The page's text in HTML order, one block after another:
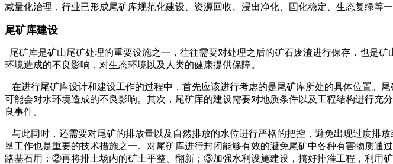
减量化治理，行业已形成尾矿库规范化建设、资源回收、浸出净化、固化稳定、生态复绿等
尾矿库建设
尾矿库是矿山尾矿处理的重要设施之一，往往需要对处理之后的矿石废渣进行保存，也是
环境造成的不良影响，对生态环境以及人类的健康提供保障。
在进行尾矿库设计和建设工作的过程中，首先应该进行考虑的是尾矿库所处的具体位置。
可能会对水环境造成的不良影响。其次，尾矿库的建设需要对地质条件以及工程结构进行
良事件。
与此同时，还需要对尾矿的排放量以及自然排放的水位进行严格的把控，避免出现过度排
垦工作也是重要的技术措施之一。对尾矿库进行封闭能够有效的避免尾矿中各种有害物质
路基石用；②再将排土场内的矿土平整、翻新；③加强水利设施建设，搞好排灌工程，利用